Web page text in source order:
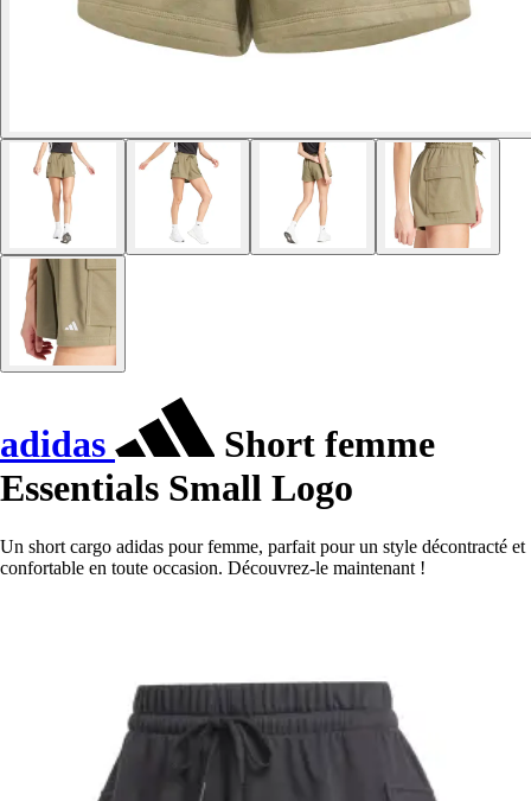
adidas
Short femme
Essentials Small Logo
Un short cargo adidas pour femme, parfait pour un style décontracté et
confortable en toute occasion. Découvrez-le maintenant !